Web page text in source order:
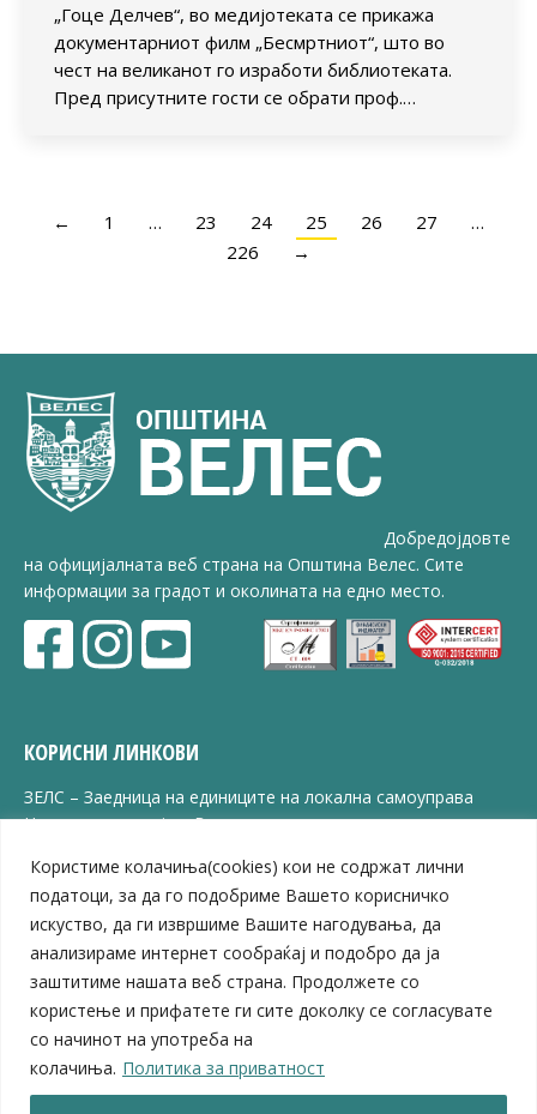
Користиме колачиња(cookies) кои не содржат лични
податоци, за да го подобриме Вашето корисничко
искуство, да ги извршиме Вашите нагодувања, да
анализираме интернет сообраќај и подобро да ја
заштитиме нашата веб страна. Продолжете со
користење и прифатете ги сите доколку се согласувате
со начинот на употреба на
колачиња. Политика за приватност
„Гоце Делчев“, во медијотеката се прикажа
документарниот филм „Бесмртниот“, што во
чест на великанот го изработи библиотеката.
Пред присутните гости се обрати проф.…
← 1 … 23 24 25 26 27
…
226
→
Добредојдовте
на официјалната веб страна на Општина Велес. Сите
информации за градот и околината на едно место.
КОРИСНИ ЛИНКОВИ
ЗЕЛС – Заедница на единиците на локална самоуправа
Центар за развој на Вардарски плански регион
ЈПССО „Парк – спорт и паркинзи“
ЛБ „Гоце Делчев“
ЛУ „Народен Музеј“
Влада на Република Северна Македонија
Собрание на Република Северна Македонија
Министерство за финансии
Министерство за транспорт
Министерство за локална самоуправа